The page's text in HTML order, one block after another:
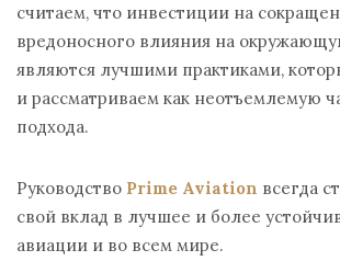
считаем, что инвестиции на
вредоносного влияния на
являются лучшими практиками,
и рассматриваем как неотъемлемую
подхода.
Руководство Prime Aviation всегда
свой вклад в лучшее и более
авиации и во всем мире.